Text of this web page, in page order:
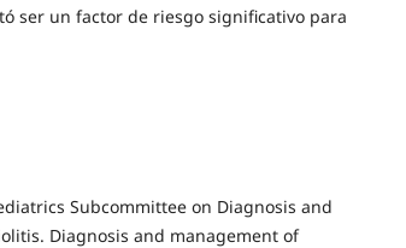
ser un factor de riesgo significativo para
Subcommittee on Diagnosis and
Diagnosis and management of